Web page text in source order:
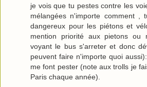
je vois que tu pestes contre les
mélangées n'importe comment
dangereux pour les piétons et
mention priorité aux pietons ou
voyant le bus s'arreter et donc
peuvent faire n'importe quoi
me font pester (note aux trolls je
Paris chaque année).